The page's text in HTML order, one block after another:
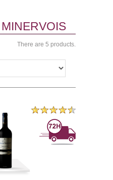
There are 5 products.